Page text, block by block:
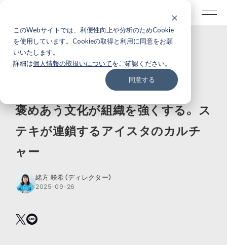
このWebサイトでは、利便性向上や分析のためCookie
を使用しています。Cookieの取得と利用に同意をお願
いいたします。
詳細は個人情報の取扱いについてをご確認ください。
同意する
カルチャー
褒めあう文化が組織を強くする。 ス
テキが連鎖するアイスタのカルチ
ャー
緒方 咲希（ディレクター）
2025-09-26